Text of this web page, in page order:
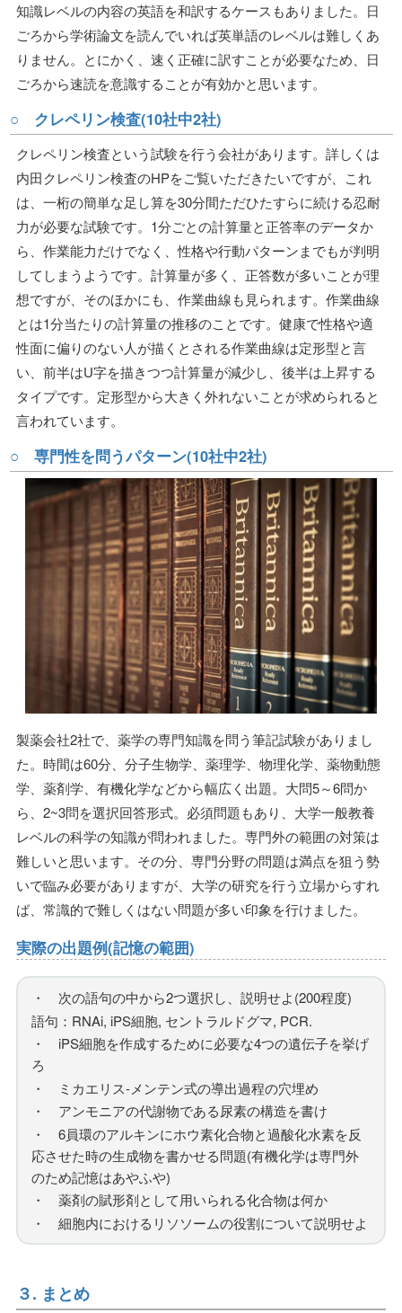
知識レベルの内容の英語を和訳するケースもありました。日
ごろから学術論文を読んでいれば英単語のレベルは難しくあ
りません。とにかく、速く正確に訳すことが必要なため、日
ごろから速読を意識することが有効かと思います。
○ クレペリン検査(10社中2社)
クレペリン検査という試験を行う会社があります。詳しくは
内田クレペリン検査のHPをご覧いただきたいですが、これ
は、一桁の簡単な足し算を30分間ただひたすらに続ける忍耐
力が必要な試験です。1分ごとの計算量と正答率のデータか
ら、作業能力だけでなく、性格や行動パターンまでもが判明
してしまうようです。計算量が多く、正答数が多いことが理
想ですが、そのほかにも、作業曲線も見られます。作業曲線
とは1分当たりの計算量の推移のことです。健康で性格や適
性面に偏りのない人が描くとされる作業曲線は定形型と言
い、前半はU字を描きつつ計算量が減少し、後半は上昇する
タイプです。定形型から大きく外れないことが求められると
言われています。
○ 専門性を問うパターン(10社中2社)
製薬会社2社で、薬学の専門知識を問う筆記試験がありまし
た。時間は60分、分子生物学、薬理学、物理化学、薬物動態
学、薬剤学、有機化学などから幅広く出題。大問5～6問か
ら、2~3問を選択回答形式。必須問題もあり、大学一般教養
レベルの科学の知識が問われました。専門外の範囲の対策は
難しいと思います。その分、専門分野の問題は満点を狙う勢
いで臨み必要がありますが、大学の研究を行う立場からすれ
ば、常識的で難しくはない問題が多い印象を行けました。
実際の出題例(記憶の範囲)
・ 次の語句の中から2つ選択し、説明せよ(200程度)
語句：RNAi, iPS細胞, セントラルドグマ, PCR.
・ iPS細胞を作成するために必要な4つの遺伝子を挙げ
ろ
・ ミカエリス-メンテン式の導出過程の穴埋め
・ アンモニアの代謝物である尿素の構造を書け
・ 6員環のアルキンにホウ素化合物と過酸化水素を反
応させた時の生成物を書かせる問題(有機化学は専門外
のため記憶はあやふや)
・ 薬剤の賦形剤として用いられる化合物は何か
・ 細胞内におけるリソソームの役割について説明せよ
３. まとめ